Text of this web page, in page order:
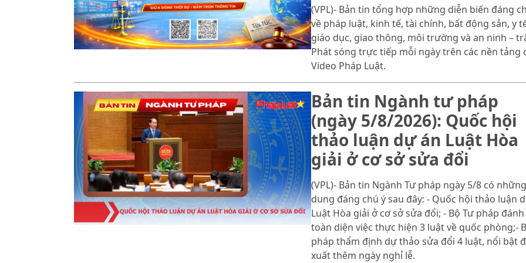
(VPL)- Bản tin tổng hợp những diễn biến đáng
về pháp luật, kinh tế, tài chính, bất động sản, y
giáo dục, giao thông, môi trường và an ninh –
Phát sóng trực tiếp mỗi ngày trên các nền tảng
Video Pháp Luật.
Bản tin Ngành tư pháp
(ngày 5/8/2026): Quốc hội
thảo luận dự án Luật Hòa
giải ở cơ sở sửa đổi
(VPL)- Bản tin Ngành Tư pháp ngày 5/8 có
dung đáng chú ý sau đây: - Quốc hội thảo luận
Luật Hòa giải ở cơ sở sửa đổi; - Bộ Tư pháp
toàn diện việc thực hiện 3 luật về quốc phòng;-
pháp thẩm định dự thảo sửa đổi 4 luật, nổi bật
xuất thêm ngày nghỉ lễ.